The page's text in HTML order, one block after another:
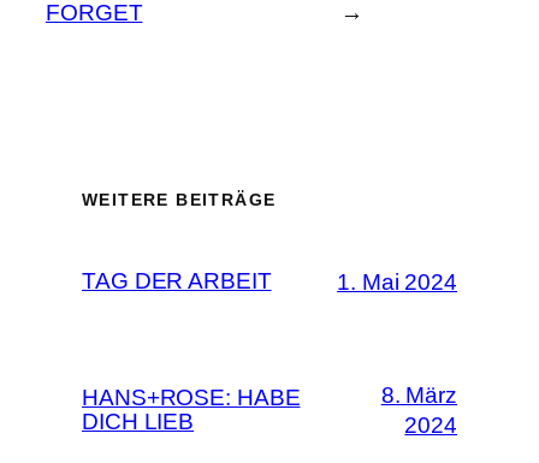
FORGET →
WEITERE BEITRÄGE
TAG DER ARBEIT 1. Mai 2024
HANS+ROSE: HABE
DICH LIEB
8. März
2024